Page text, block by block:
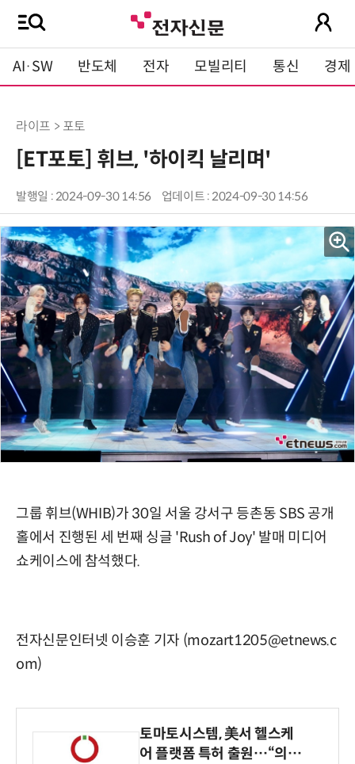
AI·SW 반도체 전자 모빌리티 통신 경제
라이프 > 포토
[ET포토] 휘브, '하이킥 날리며'
발행일 : 2024-09-30 14:56 업데이트 : 2024-09-30 14:56
그룹 휘브(WHIB)가 30일 서울 강서구 등촌동 SBS 공개
홀에서 진행된 세 번째 싱글 'Rush of Joy' 발매 미디어
쇼케이스에 참석했다.
전자신문인터넷 이승훈 기자 (mozart1205@etnews.c
om)
토마토시스템, 美서 헬스케
어 플랫폼 특허 출원…“의료